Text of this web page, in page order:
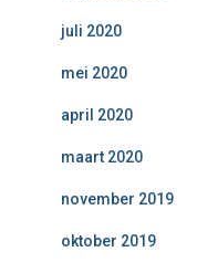
juli 2020
mei 2020
april 2020
maart 2020
november 2019
oktober 2019